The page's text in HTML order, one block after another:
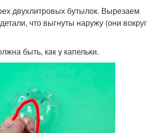
двухлитровых бутылок. Вырезаем
что выгнуты наружу (они вокруг
быть, как у капельки.